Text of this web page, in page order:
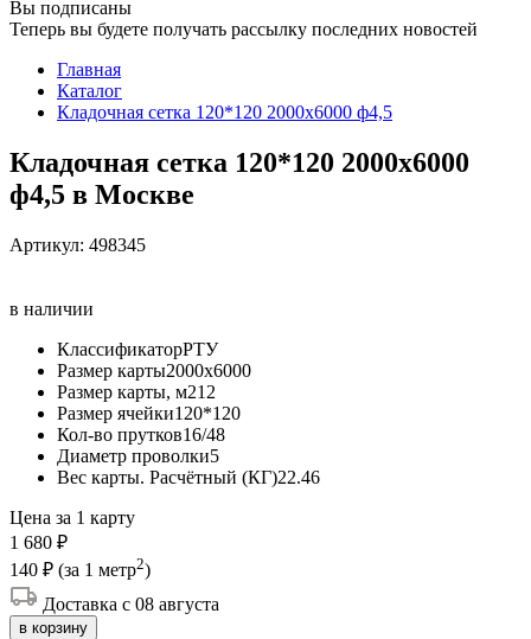
Вы подписаны
Теперь вы будете получать рассылку последних новостей
Главная
Каталог
Кладочная сетка 120*120 2000х6000 ф4,5
Кладочная сетка 120*120 2000х6000
ф4,5 в Москве
Артикул: 498345
в наличии
КлассификаторРТУ
Размер карты2000х6000
Размер карты, м212
Размер ячейки120*120
Кол-во прутков16/48
Диаметр проволки5
Вес карты. Расчётный (КГ)22.46
Цена за 1 карту
1 680 ₽
140 ₽ (за 1 метр2)
Доставка с 08 августа
в корзину